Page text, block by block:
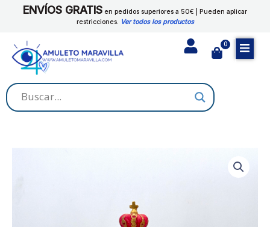
ENVÍOS GRATIS en pedidos superiores a 50€ | Pueden aplicar
restricciones. Ver todos los productos
0
Cart
cantidad